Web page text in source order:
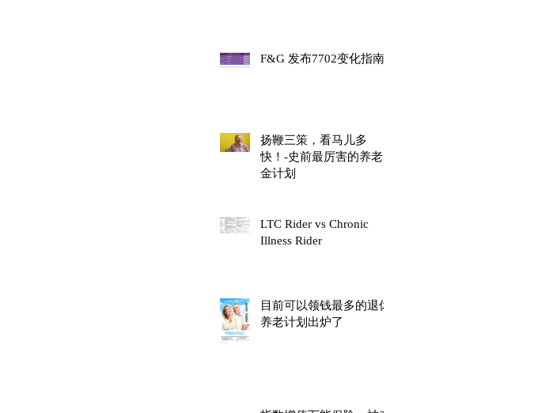
F&G 发布7702变化指南
扬鞭三策，看马儿多
快！-史前最厉害的养老
金计划
LTC Rider vs Chronic
Illness Rider
目前可以领钱最多的退休
养老计划出炉了